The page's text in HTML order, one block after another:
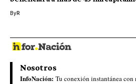
ByR
Nosotros
InfoNación: Tu conexión instantánea